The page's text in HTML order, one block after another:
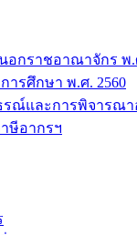
กราชอาณาจักร พ.
รศึกษา พ.ศ. 2560
รณ์และการพิจารณ
ษีอากรฯ